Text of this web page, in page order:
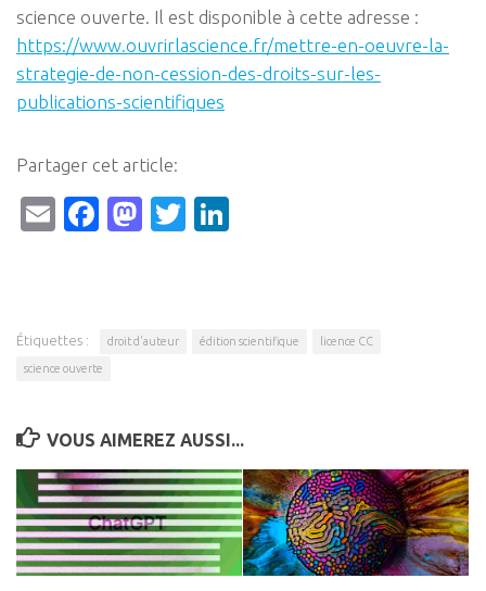
science ouverte. Il est disponible à cette adresse :
https://www.ouvrirlascience.fr/mettre-en-oeuvre-la-
strategie-de-non-cession-des-droits-sur-les-
publications-scientifiques
Partager cet article:
EmailFacebook
Mastodon
Twitter
Étiquettes : droit d'auteur édition scientifique licence CC
science ouverte
VOUS AIMEREZ AUSSI...